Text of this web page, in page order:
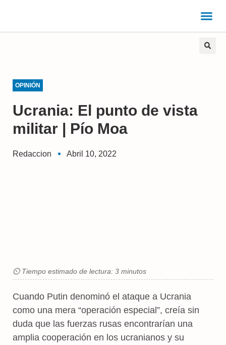
OPINIÓN
Ucrania: El punto de vista
militar | Pío Moa
Redaccion Abril 10, 2022
⏲ Tiempo estimado de lectura: 3 minutos
Cuando Putin denominó el ataque a Ucrania
como una mera “operación especial”, creía sin
duda que las fuerzas rusas encontrarían una
amplia cooperación en los ucranianos y su